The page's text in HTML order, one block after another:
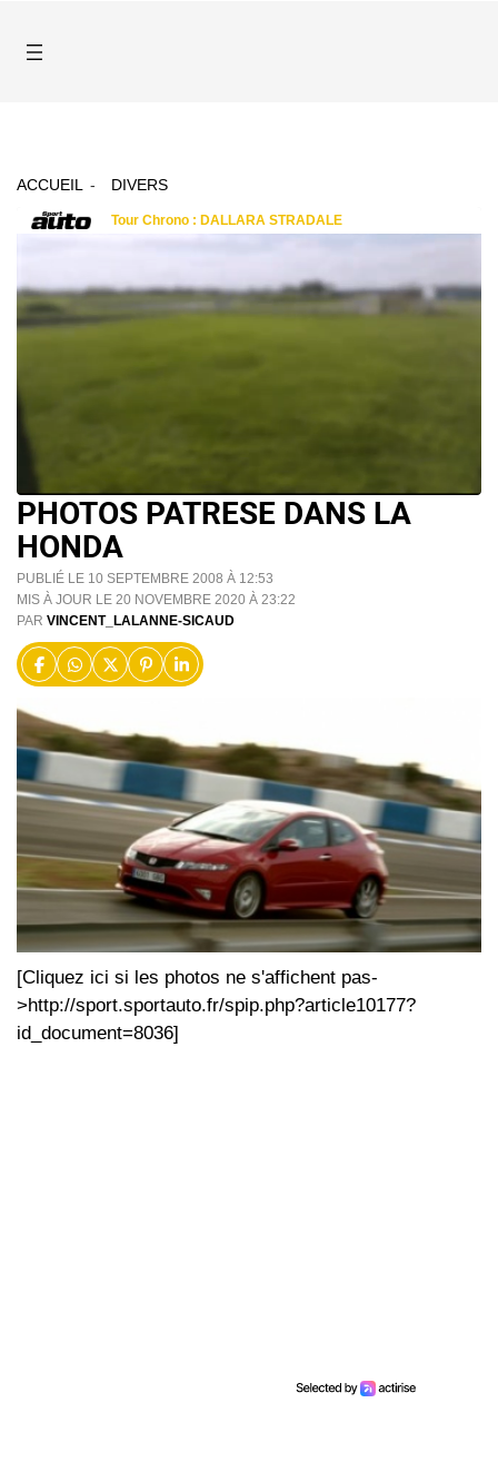
ACCUEIL DIVERS
PHOTOS PATRESE DANS LA
HONDA
PUBLIÉ LE 10 SEPTEMBRE 2008 À 12:53
MIS À JOUR LE 20 NOVEMBRE 2020 À 23:22
PAR VINCENT_LALANNE-SICAUD
[Cliquez ici si les photos ne s'affichent pas-
>http://sport.sportauto.fr/spip.php?article10177?
id_document=8036]